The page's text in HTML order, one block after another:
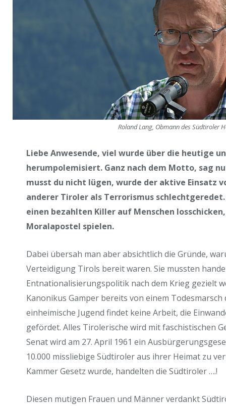
Roland Lang, Obmann des Südtiroler
Liebe Anwesende, viel wurde über die heutige
herumpolemisiert. Ganz nach dem Motto, sag
musst du nicht lügen, wurde der aktive Einsatz
anderer Tiroler als Terrorismus
einen bezahlten Killer auf Menschen
Moralapostel spielen.
Dabei übersah man aber absichtlich die Gründe,
Verteidigung Tirols bereit waren. Sie mussten
Entnationalisierungspolitik nach dem Krieg gezielt
Kanonikus Gamper bereits von einem Todesmarsch
einheimische Jugend findet keine Arbeit, die
gefördet. Alles Tirolerische wird mit faschistischen
Senat wird am 27. April 1961 ein
10.000 missliebige Südtiroler aus ihrer Heimat zu
Kammer Gesetz wurde, handelten die Südtiroler ….!
Diesen mutigen Frauen und Männer verdankt